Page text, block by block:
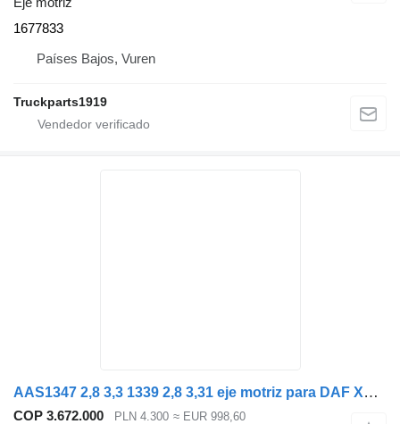
1677833
Países Bajos, Vuren
Truckparts1919
AAS1347 2,8 3,3 1339 2,8 3,31 eje motriz para DAF XF 105 cabeza tractora
COP 3.672.000 PLN 4.300 ≈ EUR 998,60